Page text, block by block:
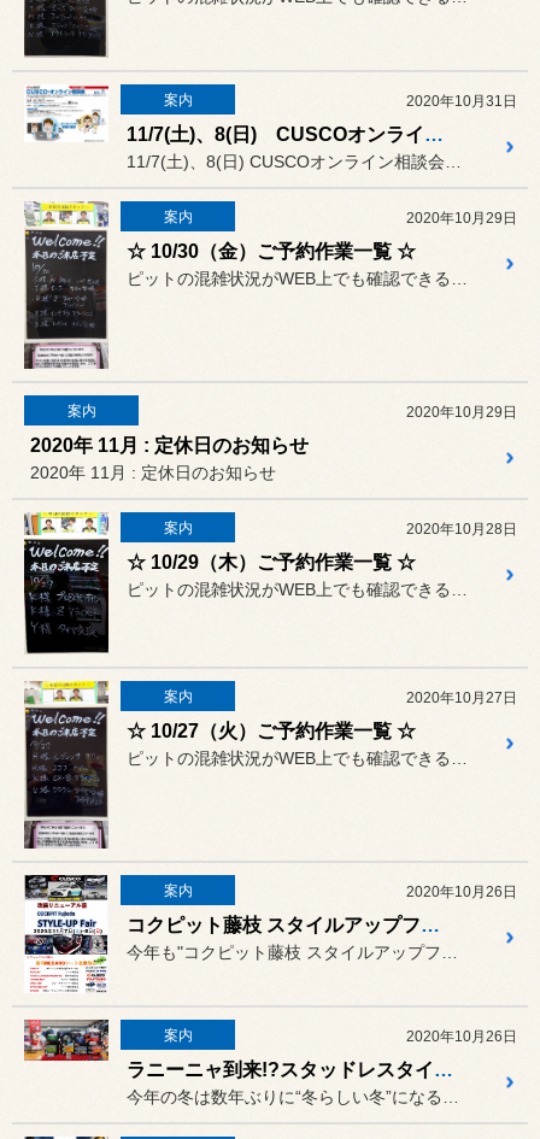
案内 2020年10月31日
11/7(土)、8(日) CUSCOオンライン相談会
案内 2020年10月29日
☆ 10/30（金）ご予約作業一覧 ☆
案内 2020年10月29日
2020年 11月 : 定休日のお知らせ
2020年 11月 : 定休日のお知らせ
案内 2020年10月28日
☆ 10/29（木）ご予約作業一覧 ☆
案内 2020年10月27日
☆ 10/27（火）ご予約作業一覧 ☆
案内 2020年10月26日
コクピット藤枝 スタイルアップフェア開催！
案内 2020年10月26日
ラニーニャ到来!?スタッドレスタイヤの準備はお早めに！